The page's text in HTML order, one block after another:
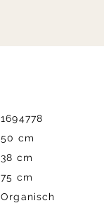
1694778
50 cm
38 cm
75 cm
Organisch